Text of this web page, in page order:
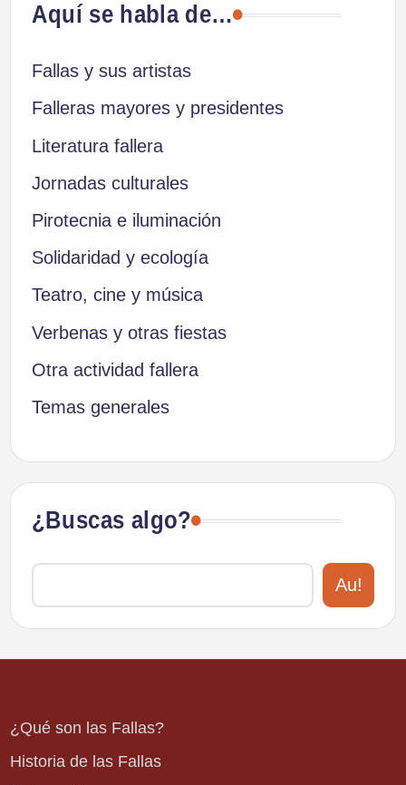
Aquí se habla de…
Fallas y sus artistas
Falleras mayores y presidentes
Literatura fallera
Jornadas culturales
Pirotecnia e iluminación
Solidaridad y ecología
Teatro, cine y música
Verbenas y otras fiestas
Otra actividad fallera
Temas generales
¿Buscas algo?
Au!
¿Qué son las Fallas?
Historia de las Fallas